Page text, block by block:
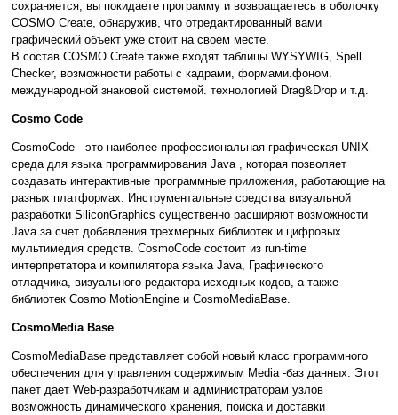
сохраняется, вы покидаете программу и возвращаетесь в оболочку
COSMO Create, обнаружив, что отредактированный вами
графический объект уже стоит на своем месте.
В состав COSMO Create также входят таблицы WYSYWIG, Spell
Checker, возможности работы с кадрами, формами.фоном.
международной знаковой системой. технологией Drag&Drop и т.д.
Cosmo Code
CosmoCode - это наиболее профессиональная графическая UNIX
среда для языка программирования Java , которая позволяет
создавать интерактивные программные приложения, работающие на
разных платформах. Инструментальные средства визуальной
разработки SiliconGraphics cущественно расширяют возможности
Java за счет добавления трехмерных библиотек и цифровых
мультимедия средств. СosmoCode cостоит из run-time
интерпретатора и компилятора языка Java, Графического
отладчика, визуального редактора исходных кодов, а также
библиотек Cosmo MotionEngine и СosmoMediaBase.
СоsmoMedia Base
CosmoMediaBase представляет собой новый класс программного
обеспечения для управления содержимым Media -баз данных. Этот
пакет дает Web-разработчикам и администраторам узлов
возможность динамического хранения, поиска и доставки